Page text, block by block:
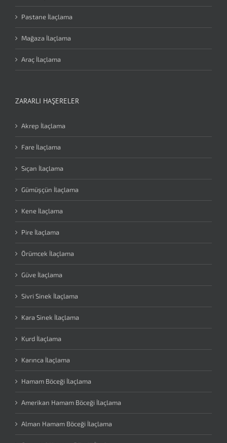
Pastane İlaçlama
Mağaza İlaçlama
Araç İlaçlama
ZARARLI HAŞERELER
Akrep İlaçlama
Fare İlaçlama
Sıçan İlaçlama
Gümüşçün İlaçlama
Kene İlaçlama
Pire İlaçlama
Örümcek İlaçlama
Güve İlaçlama
Sivri Sinek İlaçlama
Kara Sinek İlaçlama
Kurd İlaçlama
Karınca İlaçlama
Hamam Böceği İlaçlama
Amerikan Hamam Böceği İlaçlama
Alman Hamam Böceği İlaçlama